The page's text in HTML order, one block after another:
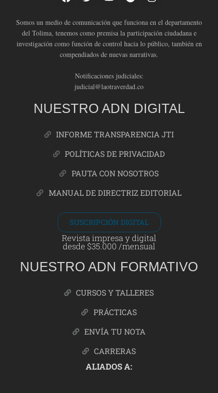
Somos un medio de comunicación que funciona en el departamento
del Tolima, tenemos como premisa la participación ciudadana e
investigación como función de control hacia lo público, también en
compendiados de nuevas narrativas.
Notificaciones judiciales:
judicial@laotraverdad.co
NUESTRO ADN DIGITAL
INFORME TRANSPARENCIA JTI
POLÍTICAS DE PRIVACIDAD
PAUTA CON NOSOTROS
MANUAL DE DIRECTRIZ EDITORIAL
SUSCRIPCIÓN DIGITAL
Revista impresa y digital
desde $35.000 /mensual
NUESTRO ADN FORMATIVO
CURSOS Y TALLERES
PRÁCTICAS
ENVÍA TU NOTA
CARRERAS
ALIADOS A: